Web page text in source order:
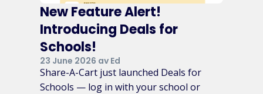
New Feature Alert!
Introducing Deals for
Schools!
23 June 2026 av Ed
Share-A-Cart just launched Deals for
Schools — log in with your school or